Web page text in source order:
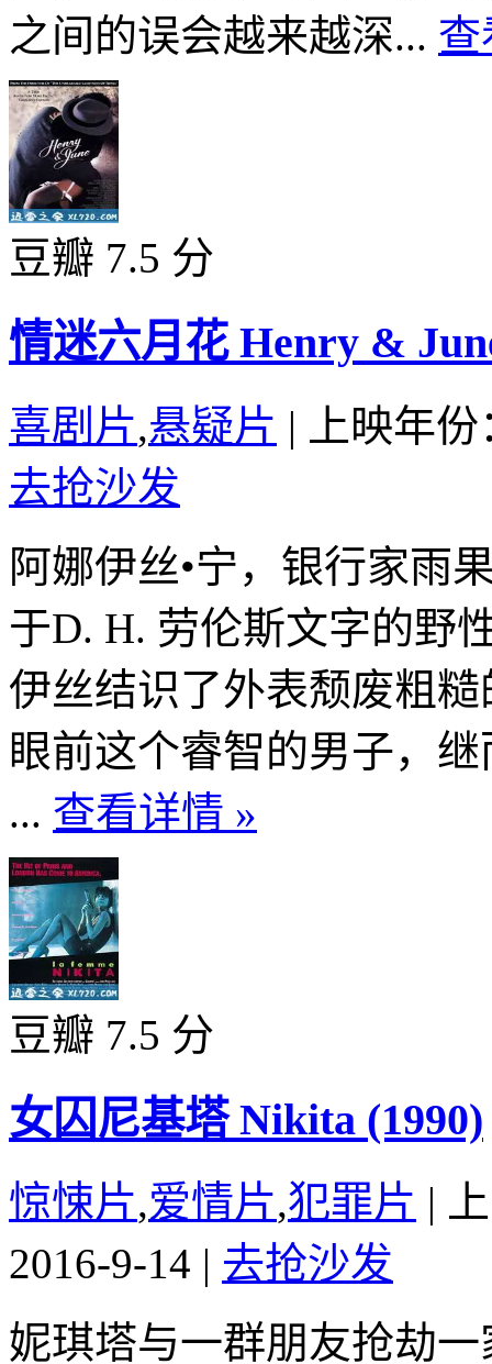
之间的误会越来越深... 查
豆瓣 7.5 分
情迷六月花 Henry &
喜剧片,悬疑片 |
上映年
去抢沙发
阿娜伊丝•宁，银行家雨
于D. H. 劳伦斯文字的野
伊丝结识了外表颓废粗
眼前这个睿智的男子，
... 查看详情 »
豆瓣 7.5 分
女囚尼基塔 Nikita (1990)
惊悚片,爱情片,犯罪片 |
2016-9-14 | 去抢沙发
妮琪塔与一群朋友抢劫